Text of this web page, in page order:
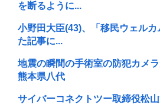
を断るように...
小野田大臣(43)、「移民ウェル
た記事に...
地震の瞬間の手術室の防犯カメ
熊本県八代
サイバーコネクトツー取締役松